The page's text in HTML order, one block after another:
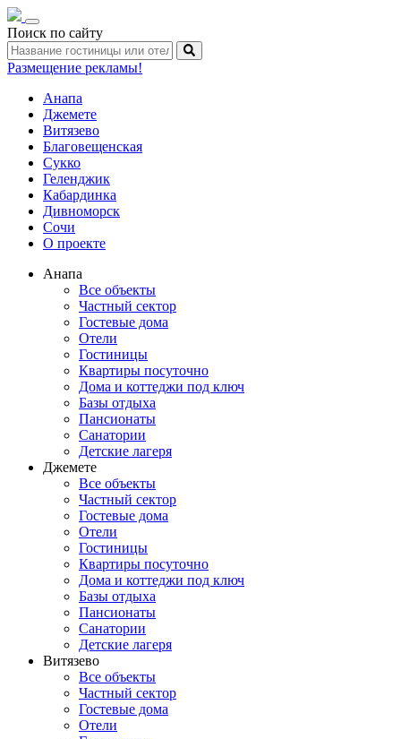
Toggle
navigation
Поиск по сайту
Размещение рекламы!
Анапа
Джемете
Витязево
Благовещенская
Сукко
Геленджик
Кабардинка
Дивноморск
Сочи
О проекте
Анапа
Все объекты
Частный сектор
Гостевые дома
Отели
Гостиницы
Квартиры посуточно
Дома и коттеджи под ключ
Базы отдыха
Пансионаты
Санатории
Детские лагеря
Джемете
Все объекты
Частный сектор
Гостевые дома
Отели
Гостиницы
Квартиры посуточно
Дома и коттеджи под ключ
Базы отдыха
Пансионаты
Санатории
Детские лагеря
Витязево
Все объекты
Частный сектор
Гостевые дома
Отели